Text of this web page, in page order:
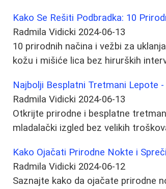
Kako Se Rešiti Podbradka: 10
Radmila Vidicki 2024-06-13
10 prirodnih načina i vežbi za
kožu i mišiće lica bez hirurških
Najbolji Besplatni Tretmani Lepote
Radmila Vidicki 2024-06-13
Otkrijte prirodne i besplatne
mladalački izgled bez velikih
Kako Ojačati Prirodne Nokte i
Radmila Vidicki 2024-06-12
Saznajte kako da ojačate prirodne